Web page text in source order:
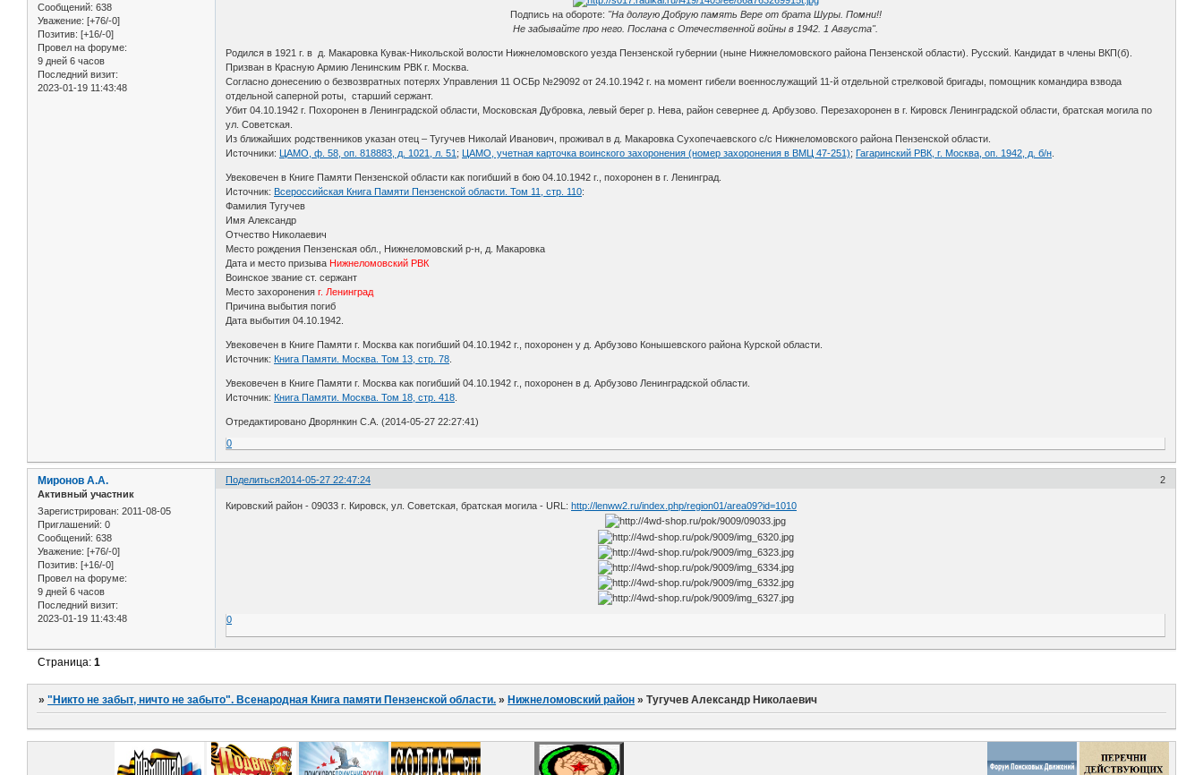
Сообщений: 638
Уважение: [+76/-0]
Позитив: [+16/-0]
Провел на форуме:
9 дней 6 часов
Последний визит:
2023-01-19 11:43:48
Подпись на обороте: "На долгую Добрую память Вере от брата Шуры. Помни!!
Не забывайте про него. Послана с Отечественной войны в 1942. 1 Августа".
Родился в 1921 г. в д. Макаровка Кувак-Никольской волости Нижнеломовского уезда Пензенской губернии (ныне Нижнеломовского района Пензенской области). Русский. Кандидат в члены ВКП(б).
Призван в Красную Армию Ленинским РВК г. Москва.
Согласно донесению о безвозвратных потерях Управления 11 ОСБр №29092 от 24.10.1942 г. на момент гибели военнослужащий 11-й отдельной стрелковой бригады, помощник командира взвода
отдельной саперной роты, старший сержант.
Убит 04.10.1942 г. Похоронен в Ленинградской области, Московская Дубровка, левый берег р. Нева, район севернее д. Арбузово. Перезахоронен в г. Кировск Ленинградской области, братская могила по
ул. Советская.
Из ближайших родственников указан отец – Тугучев Николай Иванович, проживал в д. Макаровка Сухопечаевского с/с Нижнеломовского района Пензенской области.
Источники: ЦАМО, ф. 58, оп. 818883, д. 1021, л. 51 ; ЦАМО, учетная карточка воинского захоронения (номер захоронения в ВМЦ 47-251); Гагаринский РВК, г. Москва, оп. 1942, д. б/н
Увековечен в Книге Памяти Пензенской области как погибший в бою 04.10.1942 г., похоронен в г. Ленинград.
Источник: Всероссийская Книга Памяти Пензенской области. Том 11, стр. 110:
Фамилия Тугучев
Имя Александр
Отчество Николаевич
Место рождения Пензенская обл., Нижнеломовский р-н, д. Макаровка
Дата и место призыва Нижнеломовский РВК
Воинское звание ст. сержант
Место захороненияг. Ленинград
Причина выбытия погиб
Дата выбытия 04.10.1942.
Увековечен в Книге Памяти г. Москва как погибший 04.10.1942 г., похоронен у д. Арбузово Конышевского района Курской области.
Источник: Книга Памяти. Москва. Том 13, стр. 78
Увековечен в Книге Памяти г. Москва как погибший 04.10.1942 г., похоронен в д. Арбузово Ленинградской области.
Источник: Книга Памяти. Москва. Том 18, стр. 418
Отредактировано Дворянкин С.А. (2014-05-27 22:27:41)
0
Поделиться 2
2014-05-27 22:47:24
Миронов А.А.
Активный участник
Зарегистрирован: 2011-08-05
Приглашений: 0
Сообщений: 638
Уважение: [+76/-0]
Позитив: [+16/-0]
Провел на форуме:
9 дней 6 часов
Последний визит:
2023-01-19 11:43:48
Кировский район - 09033 г. Кировск, ул. Советская, братская могила - URL: http://lenww2.ru/index.php/region01/area09?id=1010
0
Страница:1
»"Никто не забыт, ничто не забыто". Всенародная Книга памяти Пензенской области. »Нижнеломовский район »Тугучев Александр Николаевич